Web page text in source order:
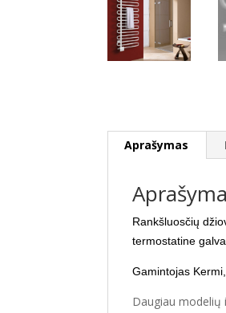
Aprašymas
Rankšluosčių
termostatine
Gamintojas
Daugiau modelių